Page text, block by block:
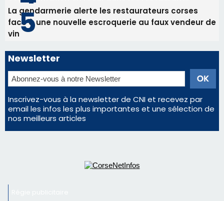
Inscrivez-vous à la newsletter de CNI et recevez par
email les infos les plus importantes et une sélection de
nos meilleurs articles
Régie publicitaire
Mentions légales
Nous contacter